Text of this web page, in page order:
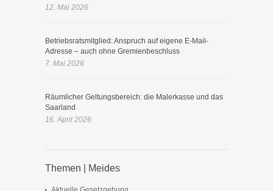
12. Mai 2026
Betriebsratsmitglied: Anspruch auf eigene E-Mail-
Adresse – auch ohne Gremienbeschluss
7. Mai 2026
Räumlicher Geltungsbereich: die Malerkasse und das
Saarland
16. April 2026
Themen | Meides